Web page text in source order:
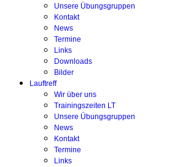
Unsere Übungsgruppen
Kontakt
News
Termine
Links
Downloads
Bilder
Lauftreff
Wir über uns
Trainingszeiten LT
Unsere Übungsgruppen
News
Kontakt
Termine
Links